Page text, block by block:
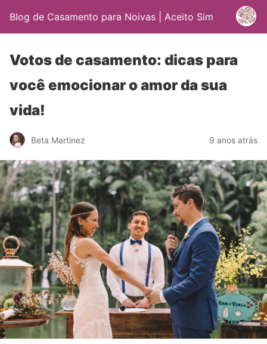
Blog de Casamento para Noivas | Aceito Sim
Votos de casamento: dicas para
você emocionar o amor da sua
vida!
Beta Martinez 9 anos atrás